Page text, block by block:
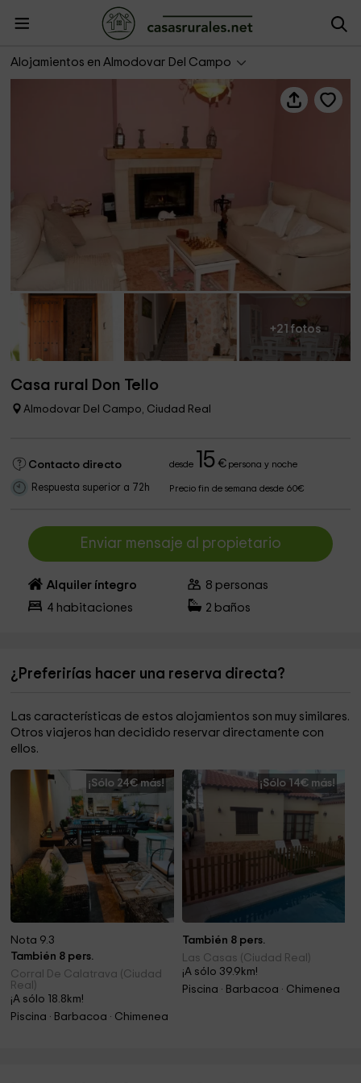
Alojamientos en Almodovar Del Campo
Casa rural Don Tello
+21 fotos
Casa rural Don Tello
Almodovar Del Campo, Ciudad Real
Contacto directo desde 15 €persona y noche
Respuesta superior a 72h Precio fin de semana desde 60€
Enviar mensaje al propietario
Alquiler íntegro 8 personas
4 habitaciones 2 baños
¿Preferirías hacer una reserva directa?
Las características de estos alojamientos son muy similares.
Otros viajeros han decidido reservar directamente con
ellos.
¡Sólo 24€ más!
Nota 9.3
También 8 pers.
Corral De Calatrava (Ciudad
Real)
¡A sólo 18.8km!
Piscina · Barbacoa · Chimenea
¡Sólo 14€ más!
También 8 pers.
Las Casas (Ciudad Real)
¡A sólo 39.9km!
Piscina · Barbacoa · Chimenea